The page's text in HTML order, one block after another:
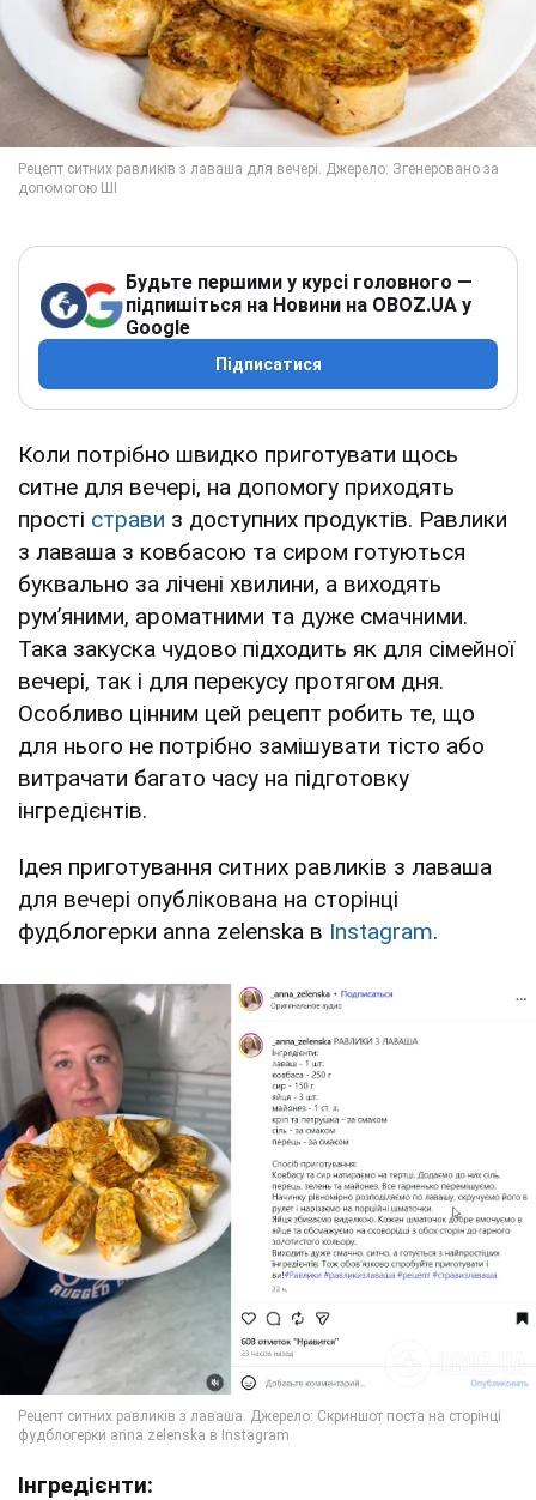
Будьте першими у курсі головного —
підпишіться на Новини на OBOZ.UA у
Google
Підписатися
Коли потрібно швидко приготувати щось
ситне для вечері, на допомогу приходять
прості страви з доступних продуктів. Равлики
з лаваша з ковбасою та сиром готуються
буквально за лічені хвилини, а виходять
рум’яними, ароматними та дуже смачними.
Така закуска чудово підходить як для сімейної
вечері, так і для перекусу протягом дня.
Особливо цінним цей рецепт робить те, що
для нього не потрібно замішувати тісто або
витрачати багато часу на підготовку
інгредієнтів.
Ідея приготування ситних равликів з лаваша
для вечері опублікована на сторінці
фудблогерки anna zelenska в Instagram.
Інгредієнти: